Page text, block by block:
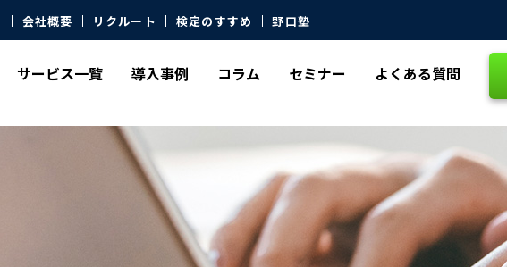
サービス一覧 導入事例 コラム セミナー よくある質問
会社概要 リクルート 検定のすすめ 野口塾